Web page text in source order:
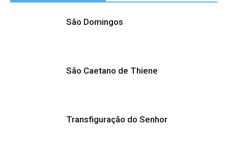
São Domingos
São Caetano de Thiene
Transfiguração do Senhor